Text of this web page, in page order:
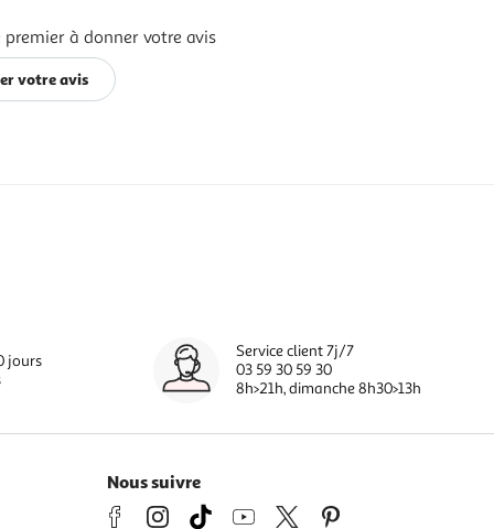
premier à donner votre avis
votre avis
jours
Service client 7j/7
03 59 30 59 30
8h>21h, dimanche 8h30>13h
Nous suivre